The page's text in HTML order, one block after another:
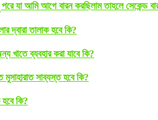
যা আমি আগে বারন করছিলাম তাহলে সেকেন্ড
দ্বারা তালাক হবে কি?
খাতে ব্যবহার করা যাবে কি?
মুসাহারাত সাব্যস্ত হবে কি?
হবে কি?